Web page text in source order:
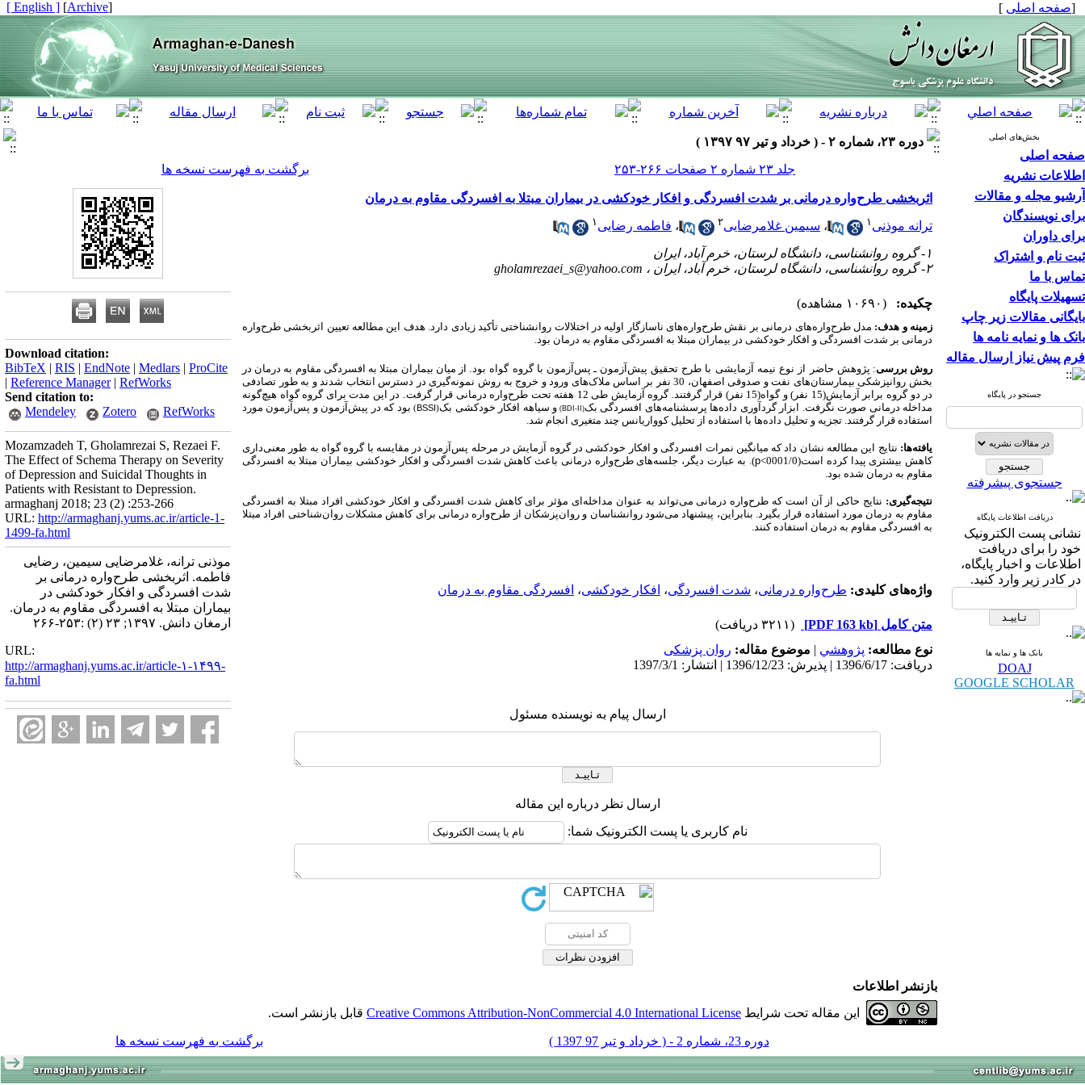
[صفحه اصلی ]
[
Archive
]
[ English ]
بخش‌های اصلی
صفحه اصلی
اطلاعات نشریه
آرشیو مجله و مقالات
برای نویسندگان
برای داوران
ثبت نام و اشتراک
تماس با ما
تسهیلات پایگاه
بایگانی مقالات زیر چاپ
بانک ها و نمایه نامه ها
فرم پیش نیاز ارسال مقاله
جستجو در پایگاه
جستجوی پیشرفته
دریافت اطلاعات پایگاه
نشانی پست الکترونیک
خود را برای دریافت
اطلاعات و اخبار پایگاه،
در کادر زیر وارد کنید.
بانک ها و نمایه ها
DOAJ
GOOGLE SCHOLAR
دوره ۲۳، شماره ۲ - ( خرداد و تیر ۹۷ ۱۳۹۷ )
جلد ۲۳ شماره ۲ صفحات ۲۶۶-۲۵۳
برگشت به فهرست نسخه ها
اثربخشی طرح‌واره درمانی بر شدت افسردگی و افکار خودکشی در بیماران مبتلا به افسردگی مقاوم به درمان
ترانه موذنی ۱ ، سیمین غلامرضایی۲ ، فاطمه رضایی ۱
۱- گروه روانشناسی، دانشگاه لرستان، خرم آباد، ایران
۲- گروه روانشناسی، دانشگاه لرستان، خرم آباد، ایران ،
gholamrezaei_s@yahoo.com
چکیده: (۱۰۶۹۰ مشاهده)
زمینه و هدف: مدل طرح‌واره‌های درمانی بر نقش طرح‌واره‌های ناسازگار اولیه در اختلالات روانشناختی تأکید زیادی دارد. هدف این مطالعه تعیین اثربخشی طرح‌واره
درمانی بر شدت افسردگی و افکار خودکشی در بیماران مبتلا به افسردگی مقاوم به درمان بود.
روش بررسی: پژوهش حاضر از نوع نیمه آزمایشی با طرح تحقیق پیش‌آزمون ـ پس‌آزمون با گروه گواه بود. از میان بیماران مبتلا به افسردگی مقاوم به درمان در
بخش روانپزشکی بیمارستان‌های نفت و صدوقی اصفهان، 30 نفر بر اساس ملاک‌های ورود و خروج به روش نمونه‌گیری در دسترس انتخاب شدند و به طور تصادفی
در دو گروه برابر آزمایش(15 نفر) و گواه(15 نفر) قرار گرفتند. گروه آزمایش طی 12 هفته تحت طرح‌واره درمانی قرار گرفت
. در این مدت برای گروه گواه هیچ‌گونه
مداخله درمانی صورت نگرفت. ابزار گردآوری داده‌ها پرسشنامه‌های افسردگی بک(
BDI-II
) و سیاهه افکار خودکشی بک(
BSSI
)بود که در پیش‌آزمون و پس‌آزمون مورد
استفاده قرار گرفتند. تجزیه و تحلیل داده‌ها با استفاده از تحلیل کوواریانس چند متغیری انجام شد.
یافته‌ها: نتایج این مطالعه نشان داد که میانگین نمرات افسردگی و افکار خودکشی در گروه آزمایش در مرحله پس‌آزمون در مقایسه با گروه گواه به طور معنی‌داری
کاهش بیشتری پیدا کرده است(0001/0
>
p). به عبارت دیگر، جلسه‌های طرح‌واره درمانی باعث کاهش شدت افسردگی و افکار خودکشی بیماران مبتلا به افسردگی
مقاوم به درمان شده بود.
نتیجه‌گیری: نتایج حاکی از آن است که طرح‌واره درمانی می‌تواند به عنوان مداخله‌ای مؤثر برای کاهش شدت افسردگی و افکار خودکشی افراد مبتلا به افسردگی
مقاوم به درمان مورد استفاده قرار بگیرد. بنابراین، پیشنهاد می‌شود روانشناسان و روان‌پزشکان از طرح‌واره درمانی برای کاهش مشکلات روان‌شناختی افراد مبتلا
به افسردگی مقاوم به درمان استفاده کنند.
واژه‌های کلیدی: طرح‌واره درمانی، شدت افسردگی، افکار خودکشی، افسردگی مقاوم به درمان
متن کامل [PDF 163 kb]
(۳۲۱۱ دریافت)
نوع مطالعه: پژوهشي | موضوع مقاله: روان پزشکی
دریافت: 1396/6/17 | پذیرش: 1396/12/23 | انتشار: 1397/3/1
ارسال پیام به نویسنده مسئول
ارسال نظر درباره این مقاله
نام کاربری یا پست الکترونیک شما:
Download citation:
BibTeX | RIS | EndNote | Medlars | ProCite
| Reference Manager| RefWorks
Send citation to:
Mendeley
Zotero RefWorks
Mozamzadeh T, Gholamrezai S, Rezaei F.
The Effect of Schema Therapy on Severity
of Depression and Suicidal Thoughts in
Patients with Resistant to Depression.
armaghanj 2018; 23 (2) :253-266
URL: http://armaghanj.yums.ac.ir/article-1-
1499-fa.html
موذنی ترانه، غلامرضایی سیمین، رضایی
فاطمه. اثربخشی طرح‌واره درمانی بر
شدت افسردگی و افکار خودکشی در
بیماران مبتلا به افسردگی مقاوم به درمان.
ارمغان دانش. ۱۳۹۷; ۲۳ (۲) :۲۵۳-۲۶۶
URL:
http://armaghanj.yums.ac.ir/article-۱-۱۴۹۹-
fa.html
بازنشر اطلاعات
این مقاله تحت شرایط Creative Commons Attribution-NonCommercial 4.0 International License قابل بازنشر است.
دوره 23، شماره 2 - ( خرداد و تیر 97 1397 ) برگشت به فهرست نسخه ها